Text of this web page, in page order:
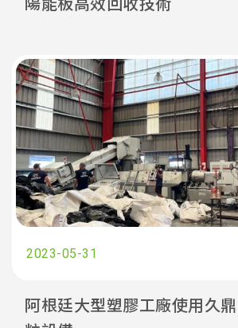
陽能板高效回收技術
2023-05-31
阿根廷大型塑膠工廠使用久